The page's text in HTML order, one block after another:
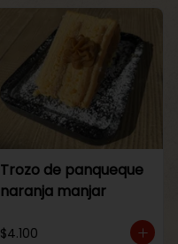
Trozo de panqueque
naranja manjar
$4.100